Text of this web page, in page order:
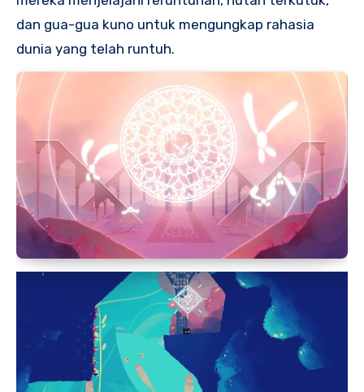
dan gua-gua kuno untuk mengungkap rahasia
dunia yang telah runtuh.